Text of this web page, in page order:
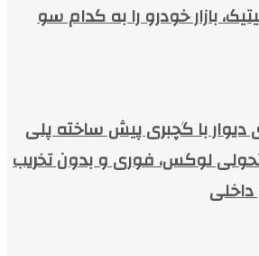
بازار خودرو را به کدام سو
دیوار با گچبری پیش ساخته پلی
تحولی لوکس، فوری و بدون تخریب